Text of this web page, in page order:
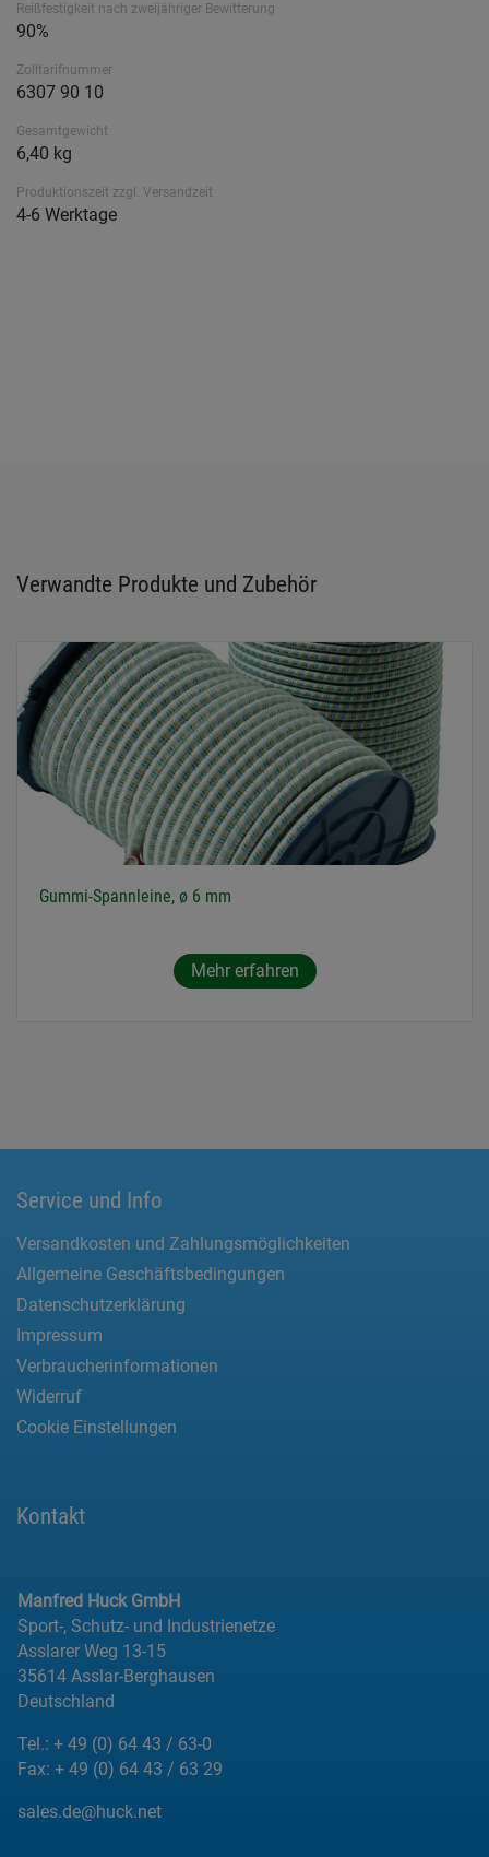
Reißfestigkeit nach zweijähriger Bewitterung
90%
Zolltarifnummer
6307 90 10
Gesamtgewicht
6,40 kg
Produktionszeit zzgl. Versandzeit
4-6 Werktage
Verwandte Produkte und Zubehör
Gummi-Spannleine, ø 6 mm
Mehr erfahren
Service und Info
Versandkosten und Zahlungsmöglichkeiten
Allgemeine Geschäftsbedingungen
Datenschutzerklärung
Impressum
Verbraucherinformationen
Widerruf
Cookie Einstellungen
Kontakt
Manfred Huck GmbH
Sport-, Schutz- und Industrienetze
Asslarer Weg 13-15
35614 Asslar-Berghausen
Deutschland
Tel.: + 49 (0) 64 43 / 63-0
Fax: + 49 (0) 64 43 / 63 29
sales.de@huck.net